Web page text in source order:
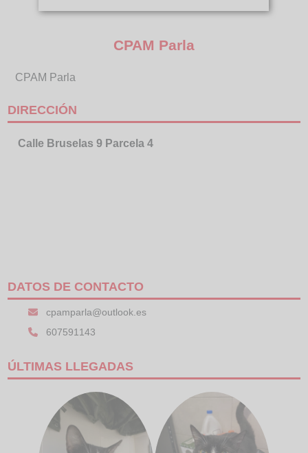
CPAM Parla
CPAM Parla
DIRECCIÓN
Calle Bruselas 9 Parcela 4
DATOS DE CONTACTO
cpamparla@outlook.es
607591143
ÚLTIMAS LLEGADAS